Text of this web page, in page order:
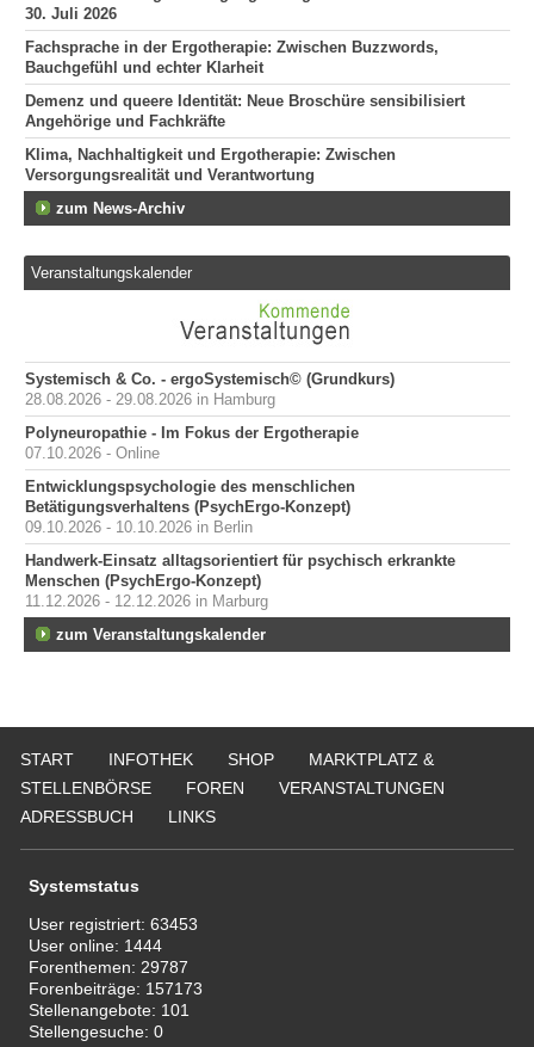
30. Juli 2026
Fachsprache in der Ergotherapie: Zwischen Buzzwords,
Bauchgefühl und echter Klarheit
Demenz und queere Identität: Neue Broschüre sensibilisiert
Angehörige und Fachkräfte
Klima, Nachhaltigkeit und Ergotherapie: Zwischen
Versorgungsrealität und Verantwortung
zum News-Archiv
Veranstaltungskalender
Systemisch & Co. - ergoSystemisch© (Grundkurs)
28.08.2026 - 29.08.2026 in Hamburg
Polyneuropathie - Im Fokus der Ergotherapie
07.10.2026 - Online
Entwicklungspsychologie des menschlichen
Betätigungsverhaltens (PsychErgo-Konzept)
09.10.2026 - 10.10.2026 in Berlin
Handwerk-Einsatz alltagsorientiert für psychisch erkrankte
Menschen (PsychErgo-Konzept)
11.12.2026 - 12.12.2026 in Marburg
zum Veranstaltungskalender
START INFOTHEK SHOP
MARKTPLATZ &
STELLENBÖRSE
FOREN
VERANSTALTUNGEN
ADRESSBUCH
LINKS
Systemstatus
User registriert:63453
User online: 1444
Forenthemen: 29787
Forenbeiträge: 157173
Stellenangebote: 101
Stellengesuche:0